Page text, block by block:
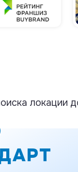
локации